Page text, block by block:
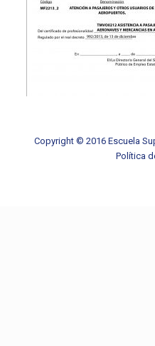
Copyright © 2016 Escuela
Política